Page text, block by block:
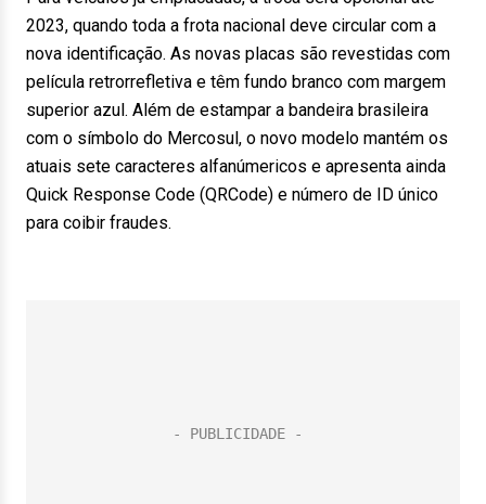
2023, quando toda a frota nacional deve circular com a
nova identificação. As novas placas são revestidas com
película retrorrefletiva e têm fundo branco com margem
superior azul. Além de estampar a bandeira brasileira
com o símbolo do Mercosul, o novo modelo mantém os
atuais sete caracteres alfanúmericos e apresenta ainda
Quick Response Code (QRCode) e número de ID único
para coibir fraudes.